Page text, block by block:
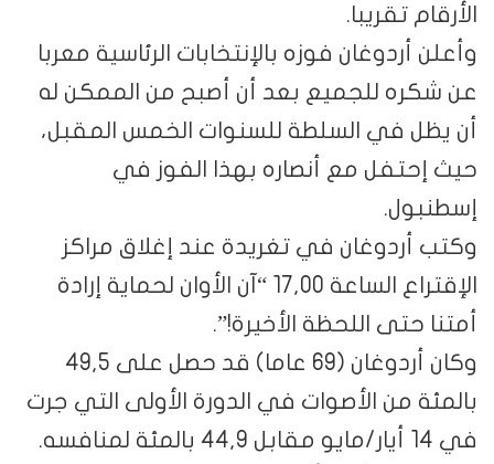
الأرقام تقريبا.
وأعلن أردوغان فوزه بالإنتخابات الرئاسية معربا
عن شكره للجميع بعد أن أصبح من الممكن له
أن يظل في السلطة للسنوات الخمس المقبل،
حيث إحتفل مع أنصاره بهذا الفوز في
إسطنبول.
وكتب أردوغان في تغريدة عند إغلاق مراكز
الإقتراع الساعة 17,00 “آن الأوان لحماية إرادة
أمتنا حتى اللحظة الأخيرة!”.
وكان أردوغان (69 عاما) قد حصل على 49,5
بالمئة من الأصوات في الدورة الأولى التي جرت
في 14 أيار/مايو مقابل 44,9 بالمئة لمنافسه.